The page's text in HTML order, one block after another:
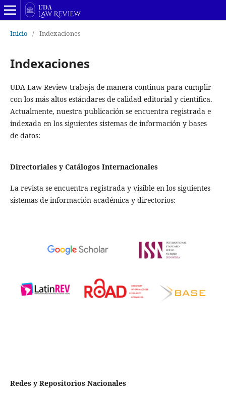
Inicio / Indexaciones
Indexaciones
UDA Law Review trabaja de manera continua para cumplir
con los más altos estándares de calidad editorial y científica.
Actualmente, nuestra publicación se encuentra registrada e
indexada en los siguientes sistemas de información y bases
de datos:
Directoriales y Catálogos Internacionales
La revista se encuentra registrada y visible en los siguientes
sistemas de información académica y directorios:
Redes y Repositorios Nacionales